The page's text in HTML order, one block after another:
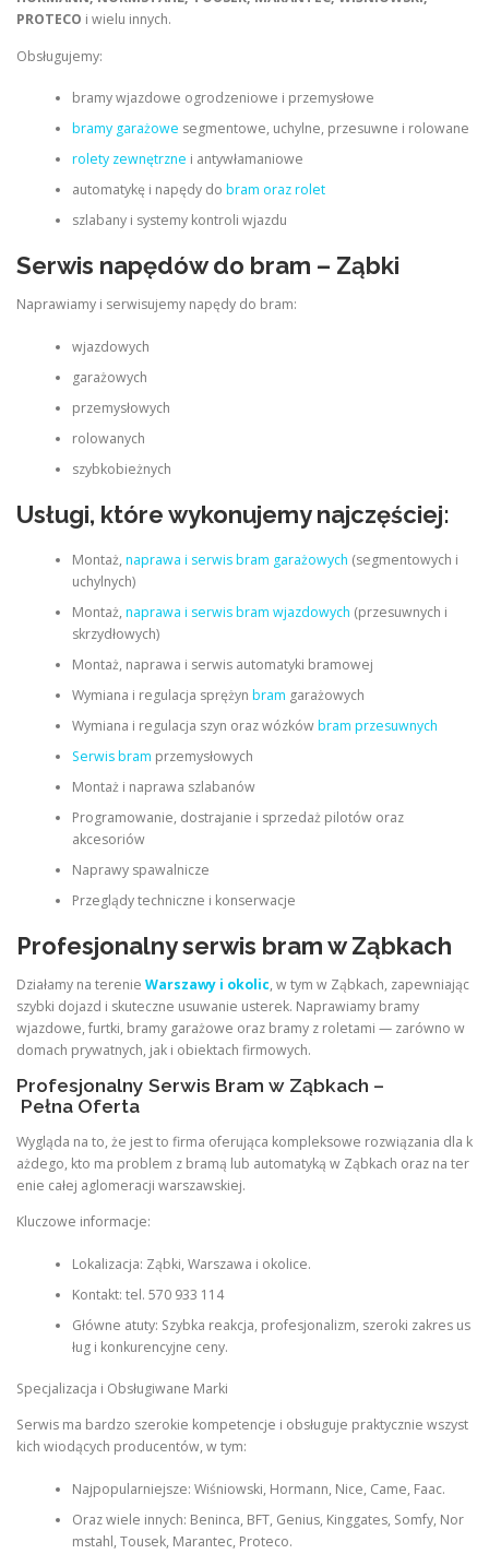
PROTECO i wielu innych.
Obsługujemy:
bramy wjazdowe ogrodzeniowe i przemysłowe
bramy garażowe segmentowe, uchylne, przesuwne i rolowane
rolety zewnętrzne i antywłamaniowe
automatykę i napędy do bram oraz rolet
szlabany i systemy kontroli wjazdu
Serwis napędów do bram – Ząbki
Naprawiamy i serwisujemy napędy do bram:
wjazdowych
garażowych
przemysłowych
rolowanych
szybkobieżnych
Usługi, które wykonujemy najczęściej:
Montaż, naprawa i serwis bram garażowych (segmentowych i
uchylnych)
Montaż, naprawa i serwis bram wjazdowych (przesuwnych i
skrzydłowych)
Montaż, naprawa i serwis automatyki bramowej
Wymiana i regulacja sprężyn bram garażowych
Wymiana i regulacja szyn oraz wózkówbram przesuwnych
Serwis bram przemysłowych
Montaż i naprawa szlabanów
Programowanie, dostrajanie i sprzedaż pilotów oraz
akcesoriów
Naprawy spawalnicze
Przeglądy techniczne i konserwacje
Profesjonalny serwis bram w Ząbkach
Działamy na terenie Warszawy i okolic, w tym w Ząbkach, zapewniając
szybki dojazd i skuteczne usuwanie usterek. Naprawiamy bramy
wjazdowe, furtki, bramy garażowe oraz bramy z roletami — zarówno w
domach prywatnych, jak i obiektach firmowych.
Profesjonalny Serwis Bram w Ząbkach –
Pełna Oferta
Wygląda na to, że jest to firma oferująca kompleksowe rozwiązania dla k
ażdego, kto ma problem z bramą lub automatyką w Ząbkach oraz na ter
enie całej aglomeracji warszawskiej.
Kluczowe informacje:
Lokalizacja: Ząbki, Warszawa i okolice.
Kontakt: tel. 570 933 114
Główne atuty: Szybka reakcja, profesjonalizm, szeroki zakres us
ług i konkurencyjne ceny.
Specjalizacja i Obsługiwane Marki
Serwis ma bardzo szerokie kompetencje i obsługuje praktycznie wszyst
kich wiodących producentów, w tym:
Najpopularniejsze: Wiśniowski, Hormann, Nice, Came, Faac.
Oraz wiele innych: Beninca, BFT, Genius, Kinggates, Somfy, Nor
mstahl, Tousek, Marantec, Proteco.